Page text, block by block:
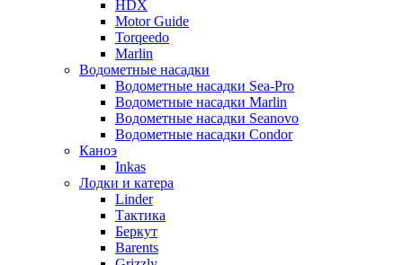
HDX
Motor Guide
Torqeedo
Marlin
Водометные насадки
Водометные насадки Sea-Pro
Водометные насадки Marlin
Водометные насадки Seanovo
Водометные насадки Condor
Каноэ
Inkas
Лодки и катера
Linder
Тактика
Беркут
Barents